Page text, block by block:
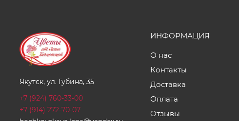
Якутск, ул. Губина, 35
+7 (924) 760-33-00
+7 (914) 272-70-07
ИНФОРМАЦИЯ
О нас
Контакты
Доставка
Оплата
Отзывы